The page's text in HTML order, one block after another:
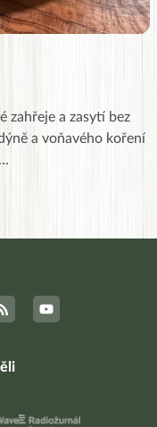
zahřeje a zasytí bez
a voňavého koření
...